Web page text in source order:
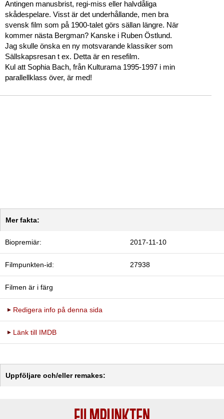
Antingen manusbrist, regi-miss eller halvdåliga
skådespelare. Visst är det underhållande, men bra
svensk film som på 1900-talet görs sällan längre. När
kommer nästa Bergman? Kanske i Ruben Östlund.
Jag skulle önska en ny motsvarande klassiker som
Sällskapsresan t ex. Detta är en resefilm.
Kul att Sophia Bach, från Kulturama 1995-1997 i min
parallellklass över, är med!
Mer fakta:
Biopremiär: 2017-11-10
Filmpunkten-id: 27938
Filmen är i färg
Redigera info på denna sida
Länk till IMDB
Uppföljare och/eller remakes: